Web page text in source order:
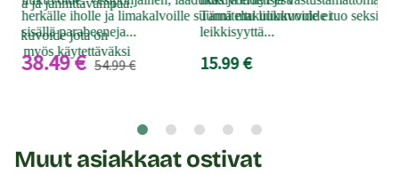
liukuvoide jota on
myös käytettäväksi
herkälle iholle ja limakalvoille suunniteltu liukuvoide ei
sisällä parabeeneja...
38.49 € 54.99 €
Tämä makuliukuvoide tuo seksiin
leikkisyyttä...
15.99 €
Muut asiakkaat ostivat